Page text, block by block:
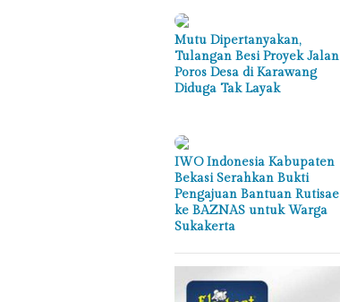
Mutu Dipertanyakan,
Tulangan Besi Proyek Jalan
Poros Desa di Karawang
Diduga Tak Layak
IWO Indonesia Kabupaten
Bekasi Serahkan Bukti
Pengajuan Bantuan Rutisae
ke BAZNAS untuk Warga
Sukakerta